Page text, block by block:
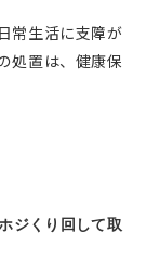
常生活に支障が
処置は、健康保
ジくり回して取